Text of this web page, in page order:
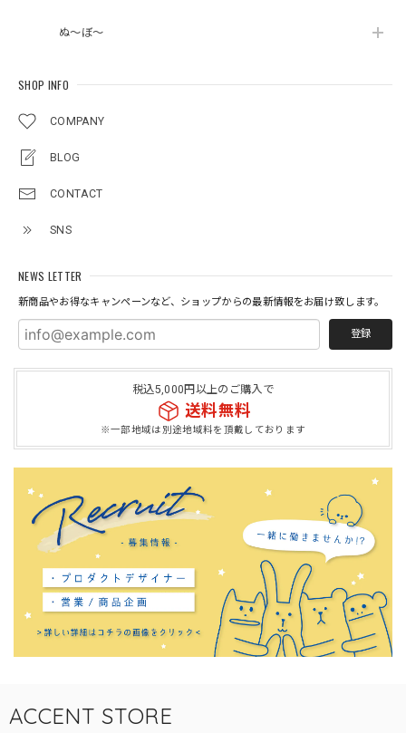
ぬ～ぼ～
SHOP INFO
COMPANY
BLOG
CONTACT
SNS
NEWS LETTER
新商品やお得なキャンペーンなど、ショップからの最新情報をお届け致します。
登録
税込5,000円以上のご購入で
送料無料
※一部地域は別途地域料を頂戴しております
ACCENT STORE